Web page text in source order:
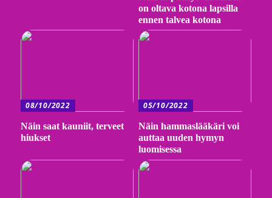
on oltava kotona lapsilla
ennen talvea kotona
08/10/2022
Näin saat kauniit, terveet
hiukset
05/10/2022
Näin hammaslääkäri voi
auttaa uuden hymyn
luomisessa